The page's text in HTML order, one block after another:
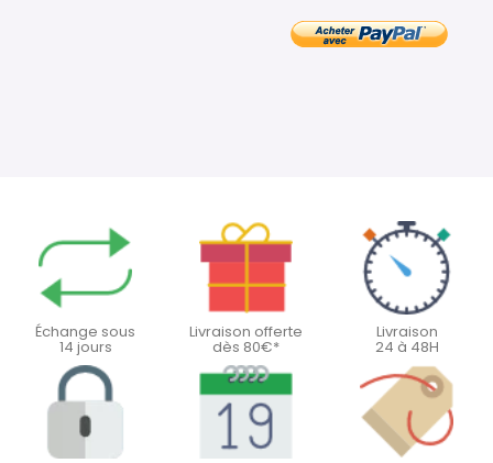
Échange sous
14 jours
Livraison offerte
dès 80€*
Livraison
24 à 48H